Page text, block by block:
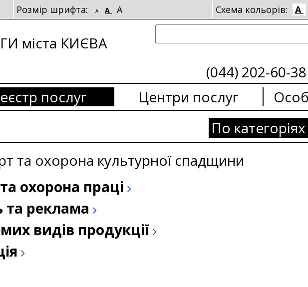
Розмір шрифта: A A A Схема кольорів: A
міста КИЄВА
(044) 202-60-
послуг Центри послуг
По категоріях
та охорона культурної спадщини
охорона праці
та реклама
видів продукції